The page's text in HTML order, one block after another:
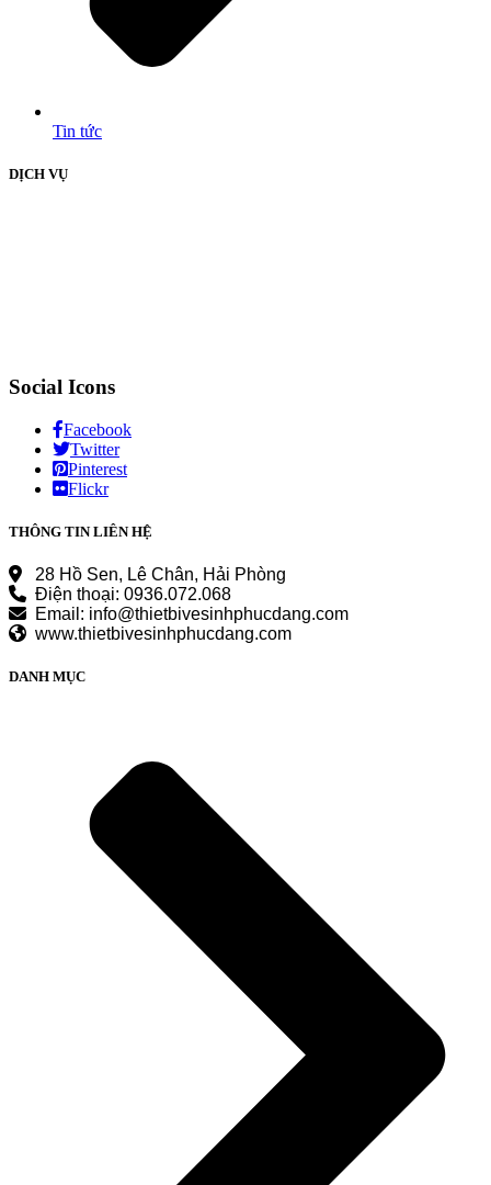
Tin tức
DỊCH VỤ
Social Icons
Facebook
Twitter
Pinterest
Flickr
THÔNG TIN LIÊN HỆ
28 Hồ Sen, Lê Chân, Hải Phòng
Điện thoại: 0936.072.068
Email: info@thietbivesinhphucdang.com
www.thietbivesinhphucdang.com
DANH MỤC